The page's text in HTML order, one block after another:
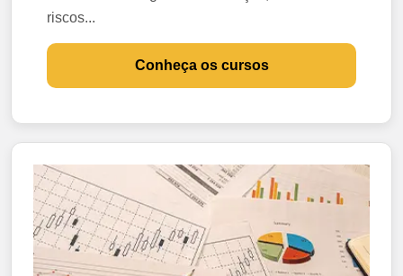
riscos...
Conheça os cursos